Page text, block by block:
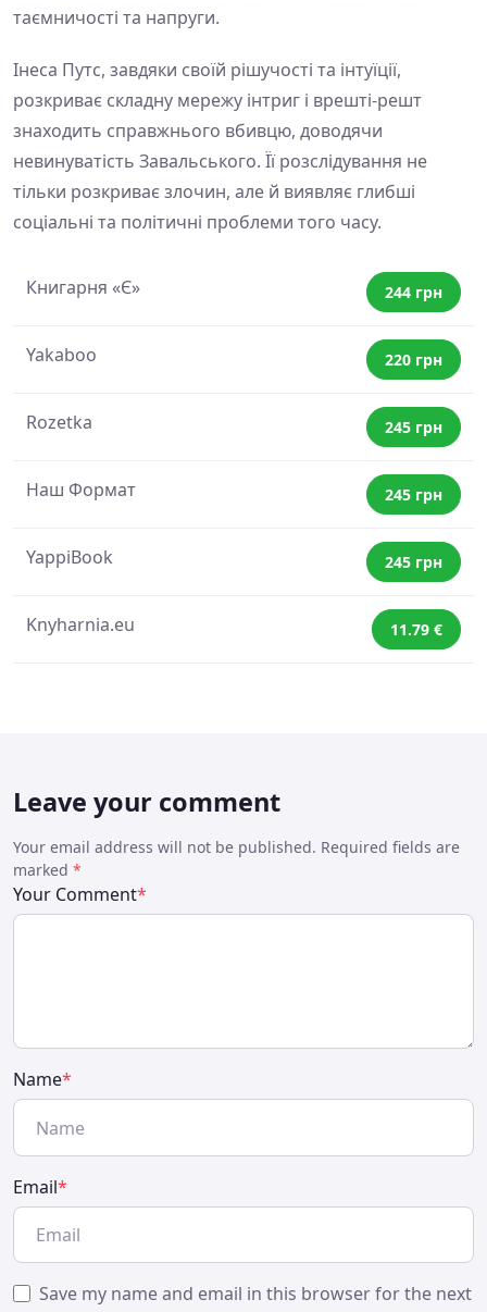
таємничості та напруги.
Інеса Путс, завдяки своїй рішучості та інтуїції,
розкриває складну мережу інтриг і врешті-решт
знаходить справжнього вбивцю, доводячи
невинуватість Завальського. Її розслідування не
тільки розкриває злочин, але й виявляє глибші
соціальні та політичні проблеми того часу.
Книгарня «Є» 244 грн
Yakaboo 220 грн
Rozetka 245 грн
Наш Формат 245 грн
YappiBook 245 грн
Knyharnia.eu 11.79 €
Leave your comment
Your email address will not be published. Required fields are
marked *
Your Comment*
Name*
Email*
Save my name and email in this browser for the next